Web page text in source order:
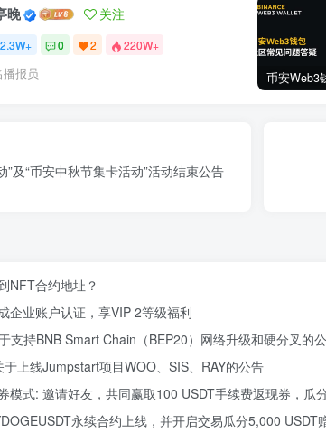
晚 关注
2.3W+ 0 2 220W+
播报员
”及“币安中秋节集卡活动”活动结束公告
NFT合约地址？
企业账户认证，享VIP 2等级福利
支持BNB Smart Chain（BEP20）网络升级和硬分叉的
于上线Jumpstart项目WOO、SIS、RAY的公告
模式: 邀请好友，共同赢取100 USDT手续费返现券，瓜
永续合约上线，并开启交易瓜分5,000 USDT